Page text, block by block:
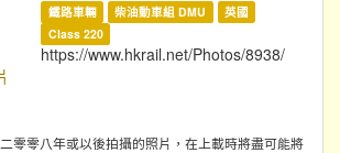
鐵路車輛 柴油動車組 DMU
英國
Class 220
https://www.hkrail.net/Photos/8938/
零零八年或以後拍攝的照片，在上載時將盡可能將